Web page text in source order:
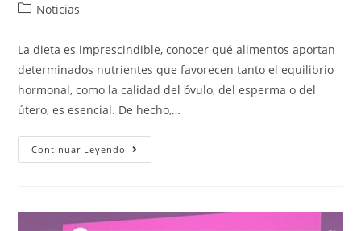
Noticias
La dieta es imprescindible, conocer qué alimentos aportan
determinados nutrientes que favorecen tanto el equilibrio
hormonal, como la calidad del óvulo, del esperma o del
útero, es esencial. De hecho,…
Continuar Leyendo